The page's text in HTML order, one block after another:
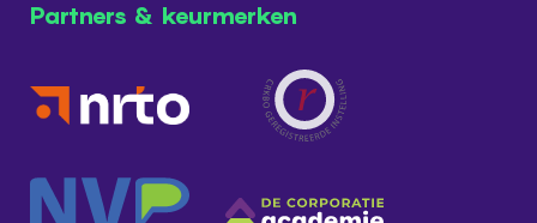
Partners & keurmerken